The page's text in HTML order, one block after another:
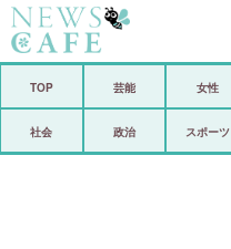
TOP 芸能 女性
社会 政治 スポーツ